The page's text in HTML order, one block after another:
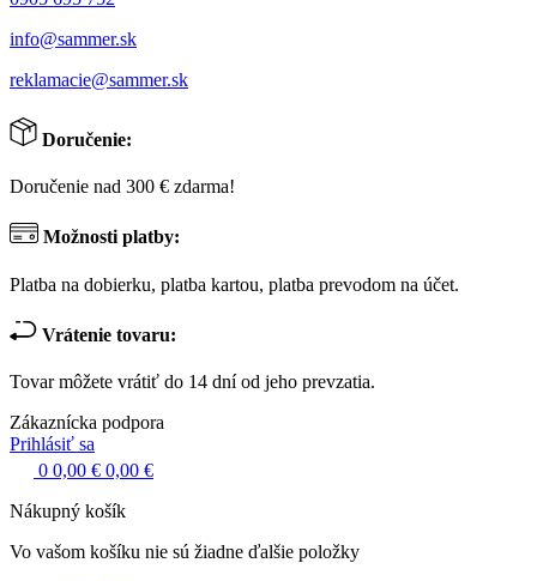
info@sammer.sk
reklamacie@sammer.sk
Doručenie:
Doručenie nad 300 € zdarma!
Možnosti platby:
Platba na dobierku, platba kartou, platba prevodom na účet.
Vrátenie tovaru:
Tovar môžete vrátiť do 14 dní od jeho prevzatia.
Zákaznícka podpora
Prihlásiť sa
0 0,00 € 0,00 €
Nákupný košík
Vo vašom košíku nie sú žiadne ďalšie položky